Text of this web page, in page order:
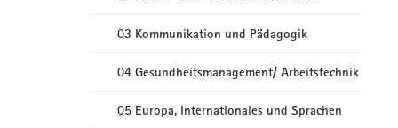
03 Kommunikation und Pädagogik
04 Gesundheitsmanagement/ Arbeitstechnik
05 Europa, Internationales und Sprachen